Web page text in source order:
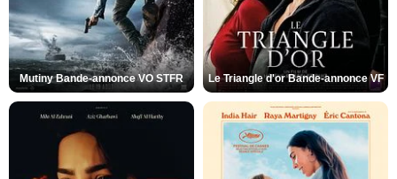
Mutiny Bande-annonce VO STFR Le Triangle d'or Bande-annonce VF